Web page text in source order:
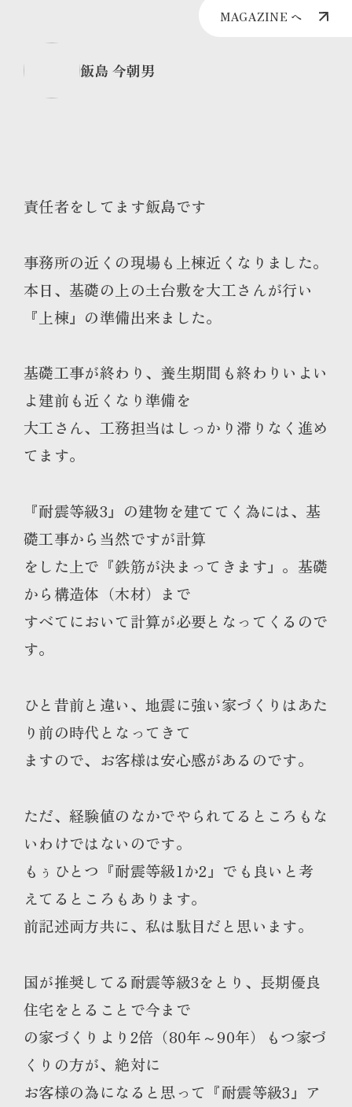
MAGAZINE へ
飯島 今朝男
責任者をしてます飯島です
事務所の近くの現場も上棟近くなりました。
本日、基礎の上の土台敷を大工さんが行い
『上棟』の準備出来ました。
基礎工事が終わり、養生期間も終わりいよい
よ建前も近くなり準備を
大工さん、工務担当はしっかり滞りなく進め
てます。
『耐震等級3』の建物を建ててく為には、基
礎工事から当然ですが計算
をした上で『鉄筋が決まってきます』。基礎
から構造体（木材）まで
すべてにおいて計算が必要となってくるので
す。
ひと昔前と違い、地震に強い家づくりはあた
り前の時代となってきて
ますので、お客様は安心感があるのです。
ただ、経験値のなかでやられてるところもな
いわけではないのです。
もぅひとつ『耐震等級1か2』でも良いと考
えてるところもあります。
前記述両方共に、私は駄目だと思います。
国が推奨してる耐震等級3をとり、長期優良
住宅をとることで今まで
の家づくりより2倍（80年～90年）もつ家づ
くりの方が、絶対に
お客様の為になると思って『耐震等級3』ア